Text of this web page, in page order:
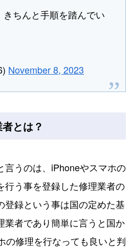
ちんと手順を踏んでい
November 8, 2023
とは？
言うのは、iPhoneやスマホの
行う事を登録した修理業者の
登録という事は国の定めた基
業者であり簡単に言うと国か
の修理を行なっても良いと判